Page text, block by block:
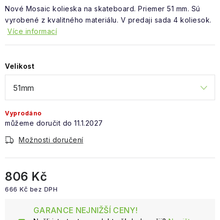
Nové Mosaic kolieska na skateboard. Priemer 51 mm. Sú
vyrobené z kvalitného materiálu. V predaji sada 4 koliesok.
Více informací
Velikost
Vyprodáno
11.1.2027
Možnosti doručení
806 Kč
666 Kč bez DPH
GARANCE NEJNIŽŠÍ CENY!